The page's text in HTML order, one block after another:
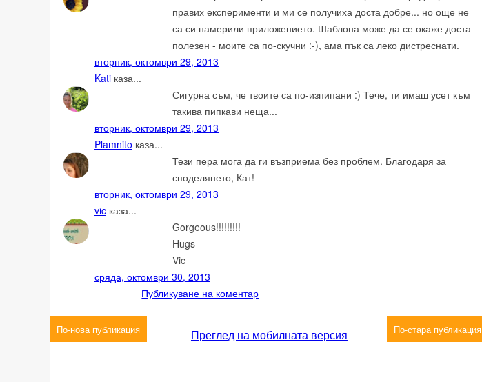
правих експерименти и ми се получиха доста добре... но още не
са си намерили приложението. Шаблона може да се окаже доста
полезен - моите са по-скучни :-), ама пък са леко дистреснати.
вторник, октомври 29, 2013
Kati каза...
Сигурна съм, че твоите са по-изпипани :) Тече, ти имаш усет към
такива пипкави неща...
вторник, октомври 29, 2013
Plamnito каза...
Тези пера мога да ги възприема без проблем. Благодаря за
споделянето, Кат!
вторник, октомври 29, 2013
vic каза...
Gorgeous!!!!!!!!!
Hugs
Vic
сряда, октомври 30, 2013
Публикуване на коментар
По-нова публикация По-стара публикация
Преглед на мобилната версия